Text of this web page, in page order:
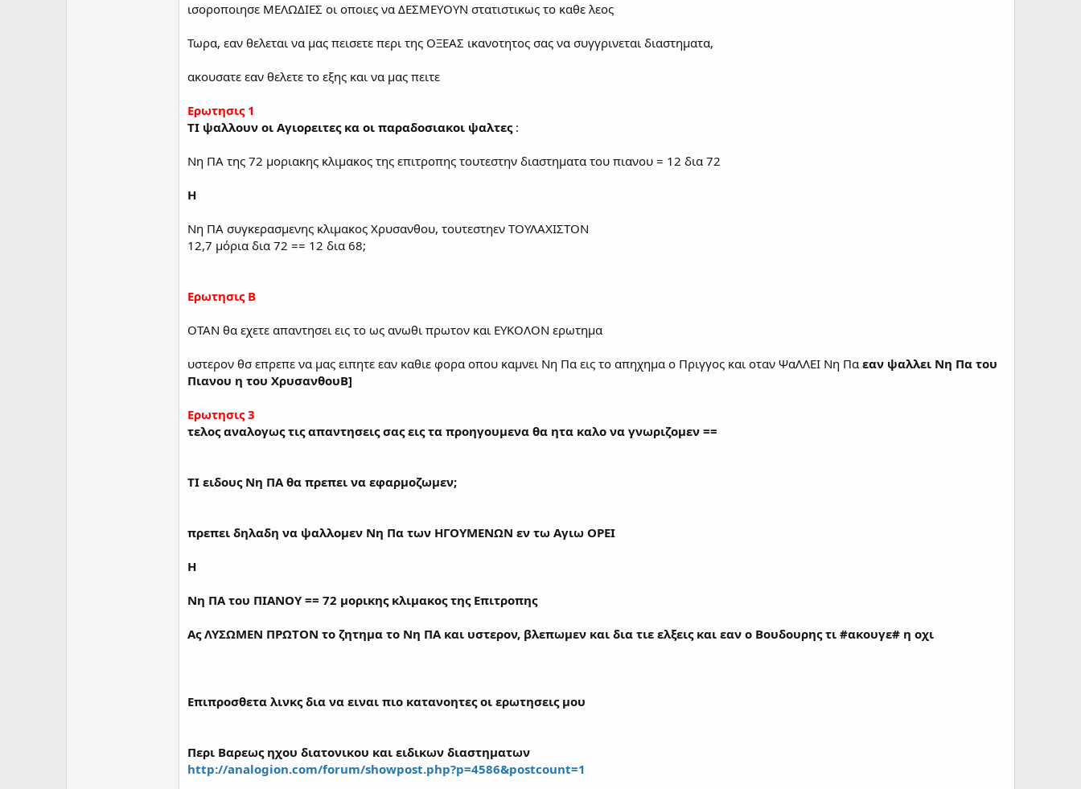
ισοροποιησε ΜΕΛΩΔΙΕΣ οι οποιες να ΔΕΣΜΕΥΟΥΝ στατιστικως το καθε λεος
Τωρα, εαν θελεται να μας πεισετε περι της ΟΞΕΑΣ ικανοτητος σας να συγγρινεται διαστηματα,
ακουσατε εαν θελετε το εξης και να μας πειτε
Ερωτησις 1
ΤΙ ψαλλουν οι Αγιορειτες κα οι παραδοσιακοι ψαλτες :
Νη ΠΑ της 72 μοριακης κλιμακος της επιτροπης τουτεστην διαστηματα του πιανου = 12 δια 72
Η
Νη ΠΑ συγκερασμενης κλιμακος Χρυσανθου, τουτεστηεν ΤΟΥΛΑΧΙΣΤΟΝ
12,7 μόρια δια 72 == 12 δια 68;
Ερωτησις Β
ΟΤΑΝ θα εχετε απαντησει εις το ως ανωθι πρωτον και ΕΥΚΟΛΟΝ ερωτημα
υστερον θσ επρεπε να μας ειπητε εαν καθιε φορα οπου καμνει Νη Πα εις το απηχημα ο Πριγγος και οταν ΨαΛΛΕΙ Νη Πα εαν ψαλλει Νη Πα του
Πιανου η του ΧρυσανθουB]
Ερωτησις 3
τελος αναλογως τις απαντησεις σας εις τα προηγουμενα θα ητα καλο να γνωριζομεν ==
ΤΙ ειδους Νη ΠΑ θα πρεπει να εφαρμοζωμεν;
πρεπει δηλαδη να ψαλλομεν Νη Πα των ΗΓΟΥΜΕΝΩΝ εν τω Αγιω ΟΡΕΙ
Η
Νη ΠΑ του ΠΙΑΝΟΥ== 72 μορικης κλιμακος της Επιτροπης
Ας ΛΥΣΩΜΕΝ ΠΡΩΤΟΝ το ζητημα το Νη ΠΑ και υστερον, βλεπωμεν και δια τιε ελξεις και εαν ο Βουδουρης τι #ακουγε# η οχι
Επιπροσθετα λινκς δια να ειναι πιο κατανοητες οι ερωτησεις μου
Περι Βαρεως ηχου διατονικου και ειδικων διαστηματων
http://analogion.com/forum/showpost.php?p=4586&postcount=1